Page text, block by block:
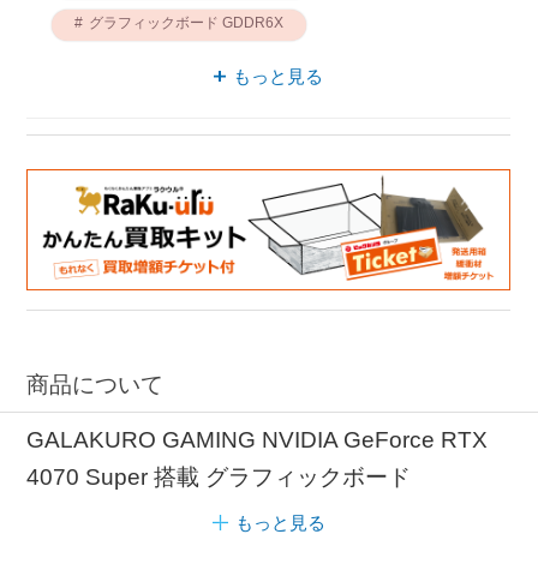
グラフィックボード GDDR6X
グラフィックボード デュアルファン
RTX 4070 GDDR6X
グラフィックボード RTX 4070 SUPER
もっと見る
商品について
GALAKURO GAMING NVIDIA GeForce RTX
4070 Super 搭載 グラフィックボード
もっと見る